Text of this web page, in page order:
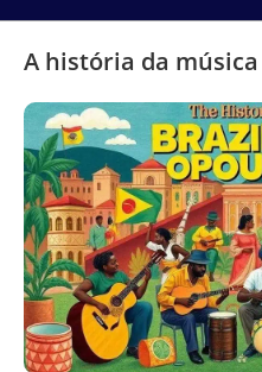
A história da